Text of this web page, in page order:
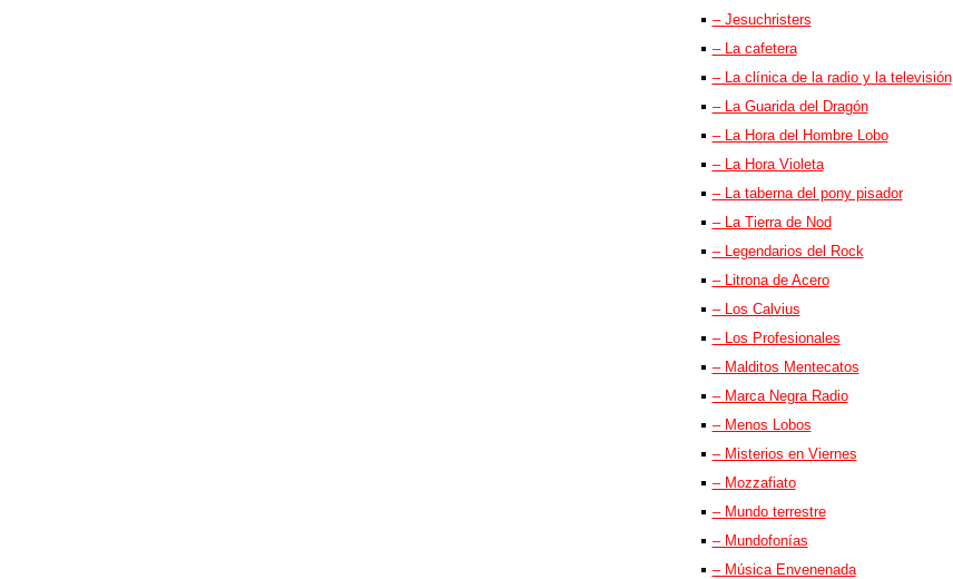
– Jesuchristers
– La cafetera
– La clínica de la radio y la televisión
– La Guarida del Dragón
– La Hora del Hombre Lobo
– La Hora Violeta
– La taberna del pony pisador
– La Tierra de Nod
– Legendarios del Rock
– Litrona de Acero
– Los Calvius
– Los Profesionales
– Malditos Mentecatos
– Marca Negra Radio
– Menos Lobos
– Misterios en Viernes
– Mozzafiato
– Mundo terrestre
– Mundofonías
– Música Envenenada